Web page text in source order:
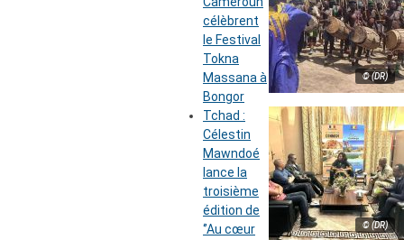
© (DR)
célèbrent
le Festival
Tokna
Massana à
Bongor
© (DR)
Tchad :
Célestin
Mawndoé
lance la
troisième
édition de
‘’Au cœur